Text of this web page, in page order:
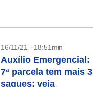
16/11/21 - 18:51min
Auxílio Emergencial:
7ª parcela tem mais 3
saques; veja